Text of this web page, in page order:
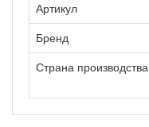
Артикул
Бренд
Страна производства